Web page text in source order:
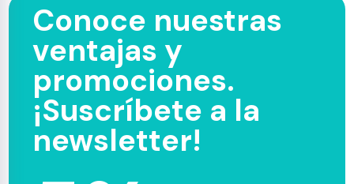
Conoce nuestras
ventajas y
promociones.
¡Suscríbete a la
newsletter!